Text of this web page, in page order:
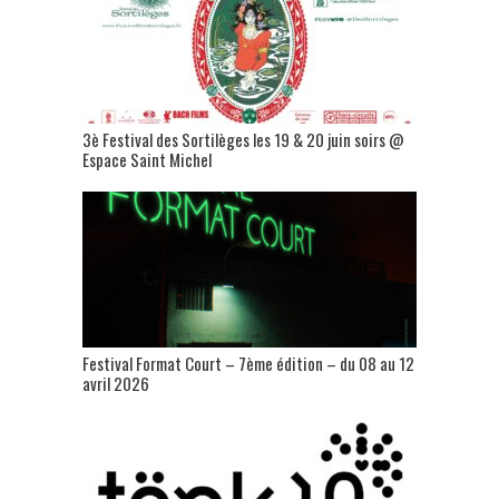
3è Festival des Sortilèges les 19 & 20 juin soirs @
Espace Saint Michel
Festival Format Court – 7ème édition – du 08 au 12
avril 2026